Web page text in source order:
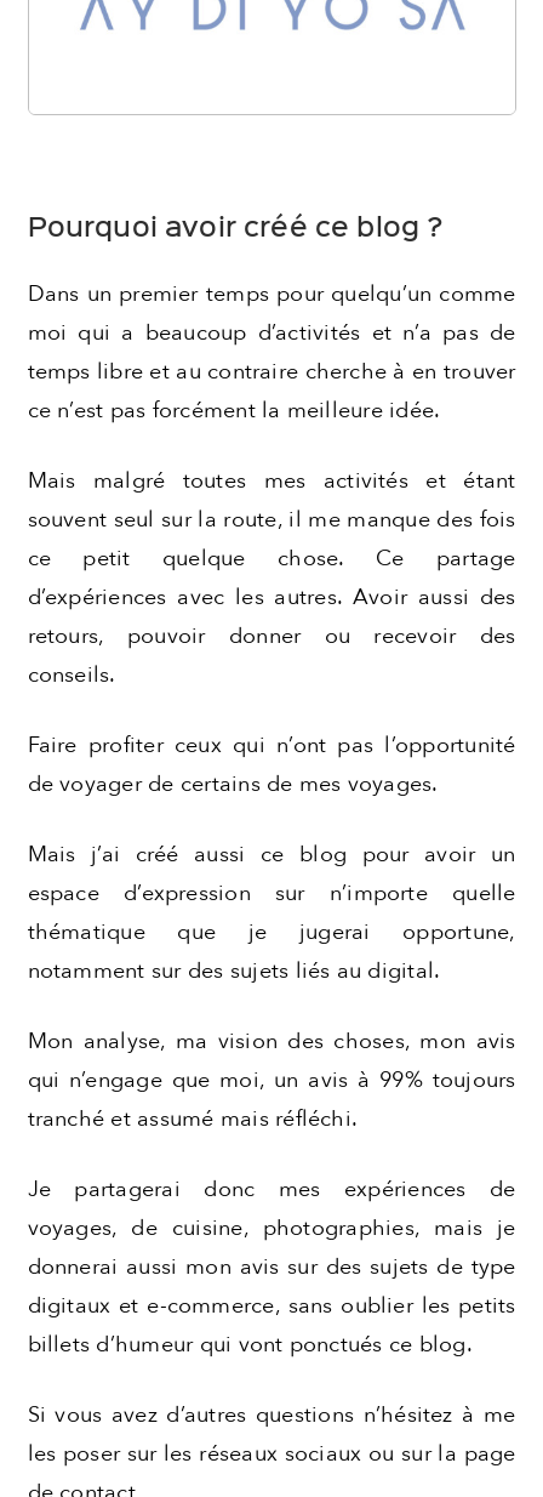
Pourquoi avoir créé ce blog ?
Dans un premier temps pour quelqu’un comme
moi qui a beaucoup d’activités et n’a pas de
temps libre et au contraire cherche à en trouver
ce n’est pas forcément la meilleure idée.
Mais malgré toutes mes activités et étant
souvent seul sur la route, il me manque des fois
ce petit quelque chose. Ce partage
d’expériences avec les autres. Avoir aussi des
retours, pouvoir donner ou recevoir des
conseils.
Faire profiter ceux qui n’ont pas l’opportunité
de voyager de certains de mes voyages.
Mais j’ai créé aussi ce blog pour avoir un
espace d’expression sur n’importe quelle
thématique que je jugerai opportune,
notamment sur des sujets liés au digital.
Mon analyse, ma vision des choses, mon avis
qui n’engage que moi, un avis à 99% toujours
tranché et assumé mais réfléchi.
Je partagerai donc mes expériences de
voyages, de cuisine, photographies, mais je
donnerai aussi mon avis sur des sujets de type
digitaux et e-commerce, sans oublier les petits
billets d’humeur qui vont ponctués ce blog.
Si vous avez d’autres questions n’hésitez à me
les poser sur les réseaux sociaux ou sur la page